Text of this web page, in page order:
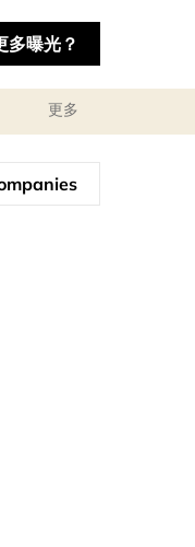
多曝光？
更多